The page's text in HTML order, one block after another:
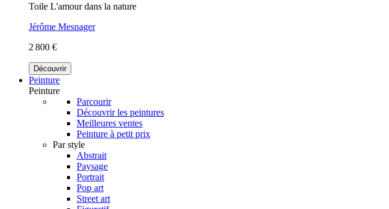
Toile L'amour dans la nature
Jérôme Mesnager
2 800 €
Découvrir
Peinture
Peinture
Parcourir
Découvrir les peintures
Meilleures ventes
Peinture à petit prix
Par style
Abstrait
Paysage
Portrait
Pop art
Street art